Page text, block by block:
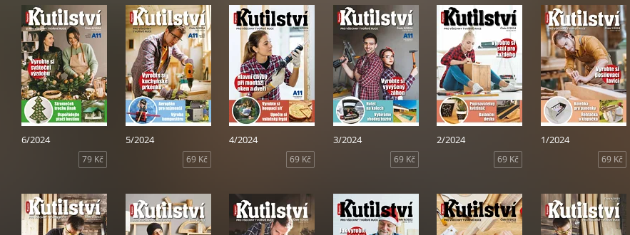
6/2024
79 Kč
5/2024
69 Kč
4/2024
69 Kč
3/2024
69 Kč
2/2024
69 Kč
1/2024
69 Kč